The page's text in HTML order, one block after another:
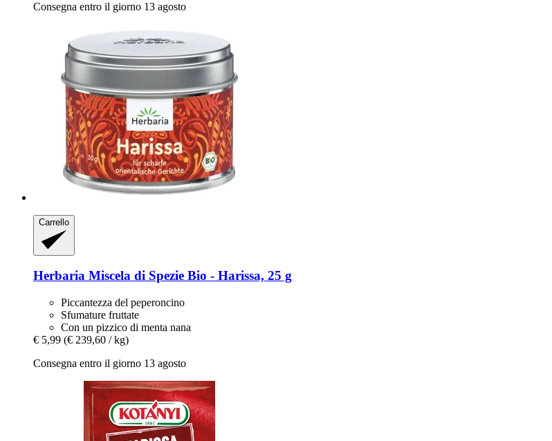
Consegna entro il giorno 13 agosto
Carrello
Herbaria Miscela di Spezie Bio -​ Harissa, 25 g
Piccantezza del peperoncino
Sfumature fruttate
Con un pizzico di menta nana
€ 5,99 (€ 239,60 / kg)
Consegna entro il giorno 13 agosto